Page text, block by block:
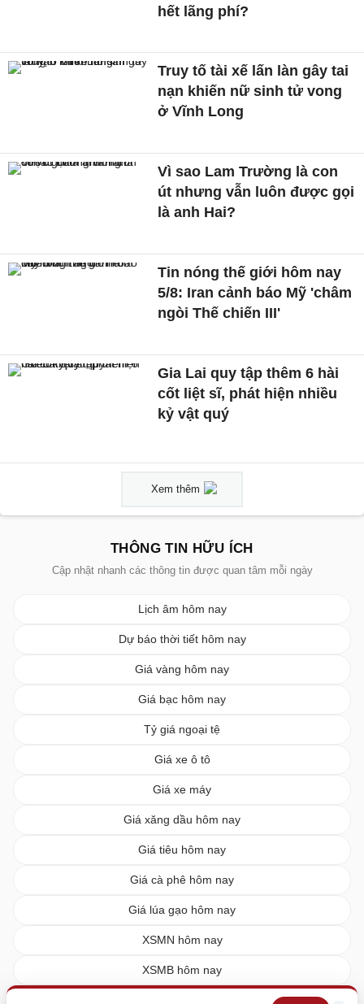
hết lãng phí?
Truy tố tài xế lấn làn gây tai
nạn khiến nữ sinh tử vong
ở Vĩnh Long
Vì sao Lam Trường là con
út nhưng vẫn luôn được gọi
là anh Hai?
Tin nóng thế giới hôm nay
5/8: Iran cảnh báo Mỹ 'châm
ngòi Thế chiến III'
Gia Lai quy tập thêm 6 hài
cốt liệt sĩ, phát hiện nhiều
kỷ vật quý
Xem thêm
THÔNG TIN HỮU ÍCH
Cập nhật nhanh các thông tin được quan tâm mỗi ngày
Lịch âm hôm nay
Dự báo thời tiết hôm nay
Giá vàng hôm nay
Giá bạc hôm nay
Tỷ giá ngoại tệ
Giá xe ô tô
Giá xe máy
Giá xăng dầu hôm nay
Giá tiêu hôm nay
Giá cà phê hôm nay
Giá lúa gạo hôm nay
XSMN hôm nay
XSMB hôm nay